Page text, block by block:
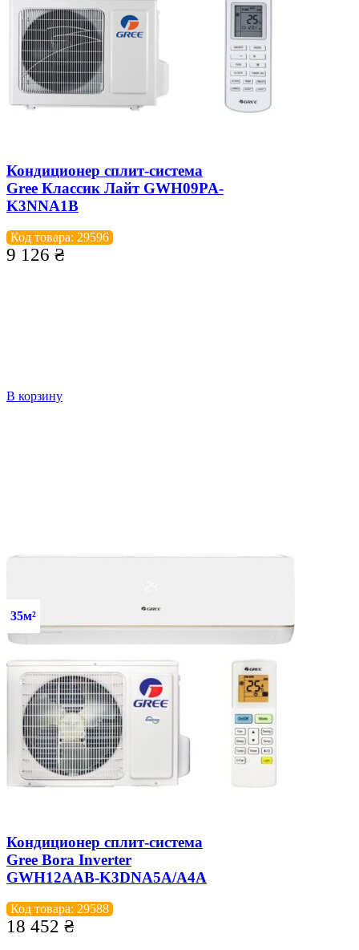
Кондиционер сплит-система
Gree Классик Лайт GWH09PA-
K3NNA1B
Код товара: 29596
9 126 ₴
В корзину
35м²
Кондиционер сплит-система
Gree Bora Inverter
GWH12AAB-K3DNA5A/A4A
Код товара: 29588
18 452 ₴